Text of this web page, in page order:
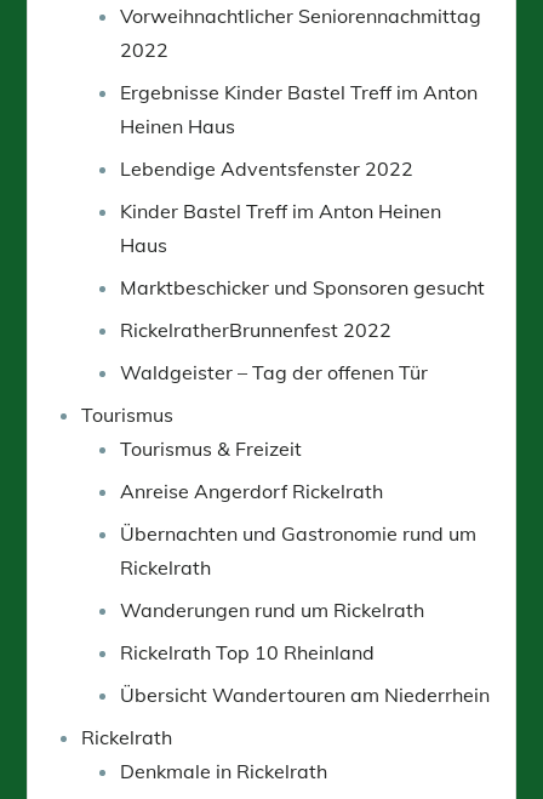
Vorweihnachtlicher Seniorennachmittag
2022
Ergebnisse Kinder Bastel Treff im Anton
Heinen Haus
Lebendige Adventsfenster 2022
Kinder Bastel Treff im Anton Heinen
Haus
Marktbeschicker und Sponsoren gesucht
RickelratherBrunnenfest 2022
Waldgeister – Tag der offenen Tür
Tourismus
Tourismus & Freizeit
Anreise Angerdorf Rickelrath
Übernachten und Gastronomie rund um
Rickelrath
Wanderungen rund um Rickelrath
Rickelrath Top 10 Rheinland
Übersicht Wandertouren am Niederrhein
Rickelrath
Denkmale in Rickelrath